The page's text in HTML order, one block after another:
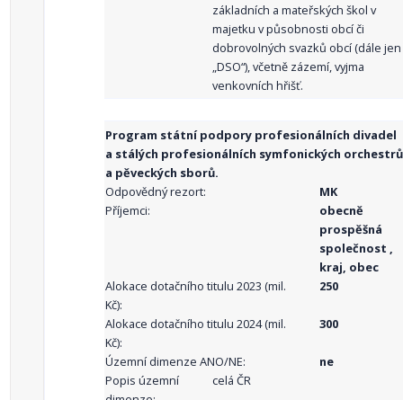
základních a mateřských škol v
majetku v působnosti obcí či
dobrovolných svazků obcí (dále jen
„DSO“), včetně zázemí, vyjma
venkovních hřišť.
Program státní podpory profesionálních divadel
a stálých profesionálních symfonických orchestrů
a pěveckých sborů.
Odpovědný rezort:
MK
Příjemci:
obecně
prospěšná
společnost ,
kraj, obec
Alokace dotačního titulu 2023 (mil.
Kč):
250
Alokace dotačního titulu 2024 (mil.
Kč):
300
Územní dimenze ANO/NE:
ne
Popis územní
celá ČR